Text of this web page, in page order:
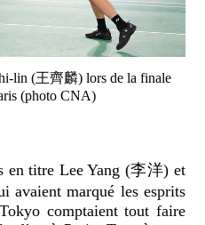
lin (王齊麟) lors de la finale
(photo CNA)
en titre Lee Yang (李洋) et
marqué les esprits
comptaient tout faire